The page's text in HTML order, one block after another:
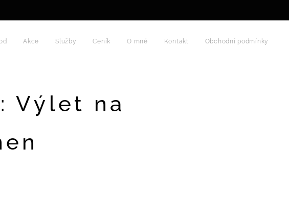
Akce Služby Ceník O mně Kontakt Obchodní podmínky
Výlet na